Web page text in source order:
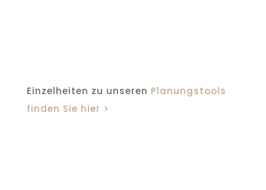
Einzelheiten zu unseren Planungstools
finden Sie hier >